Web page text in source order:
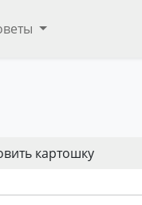
картошку